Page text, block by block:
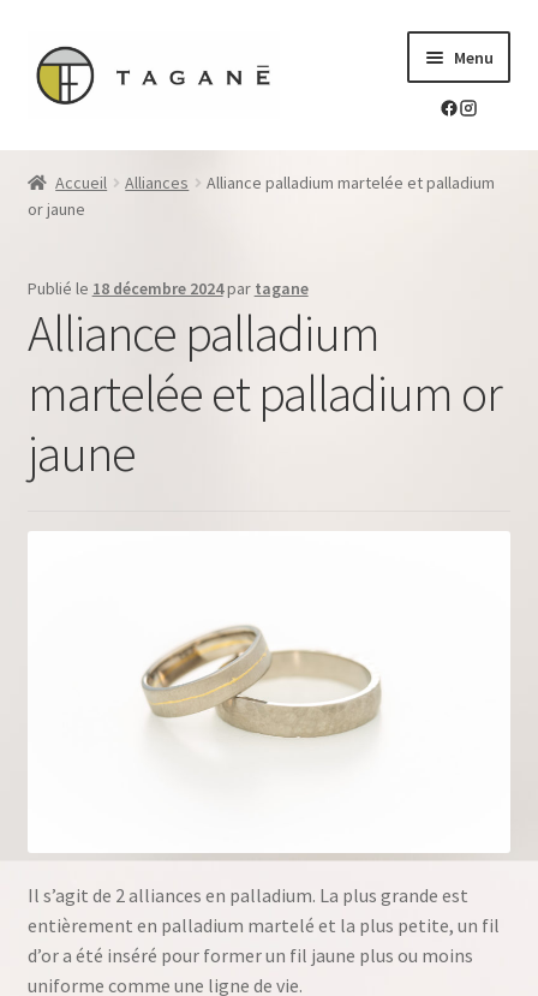
Aller
Aller
au
contenu
Menu
Le sur-mesure en mokume-gane
Mes réalisations
Blog Tagane
Boutique
menu
Contact
Accueil Alliances
Alliance palladium martelée et palladium
or jaune
Publié le 18 décembre 2024par tagane
Alliance palladium
martelée et palladium or
jaune
Il s’agit de 2 alliances en palladium. La plus grande est
entièrement en palladium martelé et la plus petite, un fil
d’or a été inséré pour former un fil jaune plus ou moins
uniforme comme une ligne de vie.